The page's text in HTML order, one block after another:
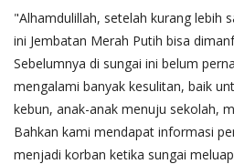
"Alhamdulillah, setelah kurang lebih
ini Jembatan Merah Putih bisa
Sebelumnya di sungai ini belum
mengalami banyak kesulitan, baik
kebun, anak-anak menuju sekolah,
Bahkan kami mendapat informasi
menjadi korban ketika sungai